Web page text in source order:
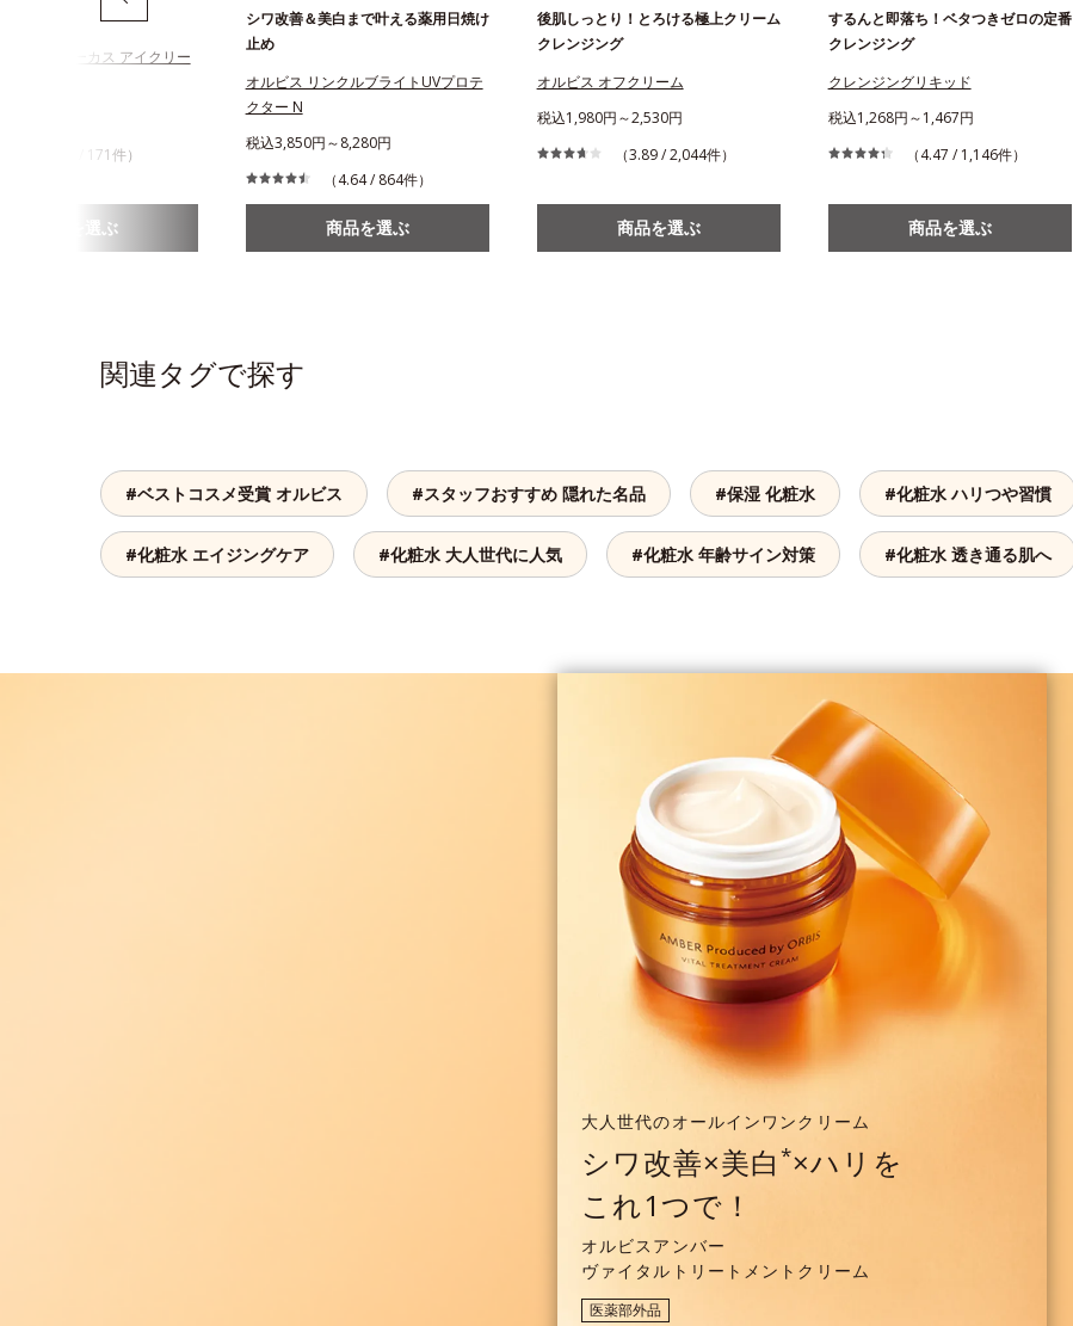
レチフォーカス アイクリー
（4.28 / 171件）
商品を選ぶ
シワ改善＆美白まで叶える薬用日焼け
止め
オルビス リンクルブライトUVプロテ
クター N
税込3,850円～8,280円
（4.64 / 864件）
商品を選ぶ
後肌しっとり！とろける極上クリーム
クレンジング
オルビス オフクリーム
税込1,980円～2,530円
（3.89 / 2,044件）
商品を選ぶ
するんと即落ち！ベタつきゼロの定番
クレンジング
クレンジングリキッド
税込1,268円～1,467円
（4.47 / 1,146件）
商品を選ぶ
関連タグで探す
#ベストコスメ受賞 オルビス #スタッフおすすめ 隠れた名品 #保湿 化粧水 #化粧水 ハリつや習慣
#化粧水 エイジングケア #化粧水 大人世代に人気 #化粧水 年齢サイン対策 #化粧水 透き通る肌へ
大人世代のオールインワンクリーム
シワ改善×美白 *×ハリを
これ1つで！
オルビスアンバー
ヴァイタルトリートメントクリーム
医薬部外品